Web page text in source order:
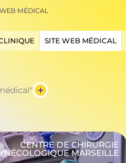
MÉDICAL
SITE WEB MÉDICAL
+
CENTRE DE CHIRURGIE
MARSEILLE